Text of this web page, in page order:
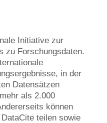
Initiative zur
zu Forschungsdaten.
in der
Datensätzen
als 2.000
können
teilen sowie